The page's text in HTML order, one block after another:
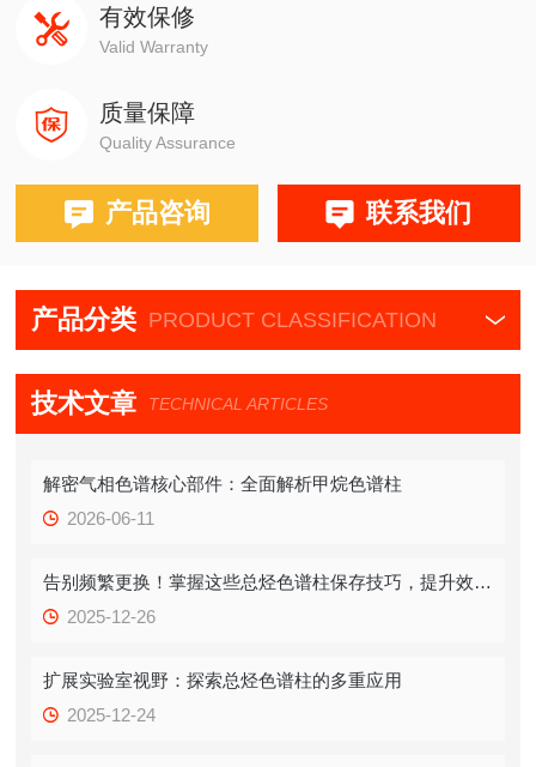
赛默飞1310,1300,1610,1600
有效保修
Valid Warranty
质量保障
Quality Assurance
产品咨询 联系我们
产品分类 PRODUCT CLASSIFICATION
技术文章 TECHNICAL ARTICLES
解密气相色谱核心部件：全面解析甲烷色谱柱
2026-06-11
告别频繁更换！掌握这些总烃色谱柱保存技巧，提升效率！
2025-12-26
扩展实验室视野：探索总烃色谱柱的多重应用
2025-12-24